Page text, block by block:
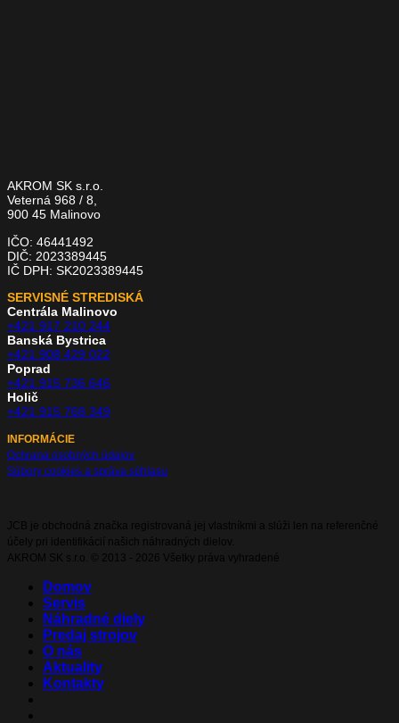
AKROM SK s.r.o.
Veterná 968 / 8,
900 45 Malinovo
IČO: 46441492
DIČ: 2023389445
IČ DPH: SK2023389445
SERVISNÉ STREDISKÁ
Centrála Malinovo
+421 917 210 244
Banská Bystrica
+421 908 429 022
Poprad
+421 915 736 646
Holič
+421 915 768 349
INFORMÁCIE
Ochrana osobných údajov
Súbory cookies a správa súhlasu
JCB je obchodná značka registrovaná jej vlastníkmi a slúži len na referenčné
účely pri identifikácií našich náhradných dielov.
AKROM SK s.r.o. © 2013 - 2026 Všetky práva vyhradené
Domov
Servis
Náhradné diely
Predaj strojov
O nás
Aktuality
Kontakty